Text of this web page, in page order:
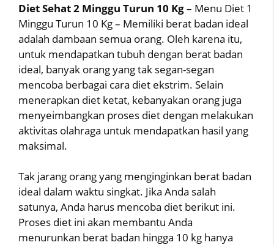
Diet Sehat 2 Minggu Turun 10 Kg– Menu Diet 1
Minggu Turun 10 Kg – Memiliki berat badan ideal
adalah dambaan semua orang. Oleh karena itu,
untuk mendapatkan tubuh dengan berat badan
ideal, banyak orang yang tak segan-segan
mencoba berbagai cara diet ekstrim. Selain
menerapkan diet ketat, kebanyakan orang juga
menyeimbangkan proses diet dengan melakukan
aktivitas olahraga untuk mendapatkan hasil yang
maksimal.
Tak jarang orang yang menginginkan berat badan
ideal dalam waktu singkat. Jika Anda salah
satunya, Anda harus mencoba diet berikut ini.
Proses diet ini akan membantu Anda
menurunkan berat badan hingga 10 kg hanya